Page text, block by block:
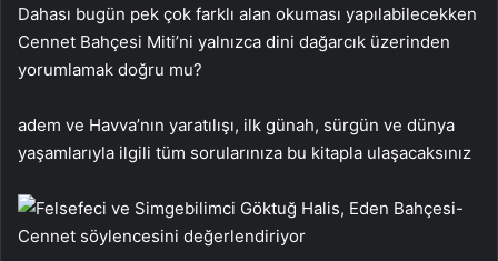
Dahası bugün pek çok farklı alan okuması yapılabilecekken
Cennet Bahçesi Miti’ni yalnızca dini dağarcık üzerinden
yorumlamak doğru mu?
adem ve Havva’nın yaratılışı, ilk günah, sürgün ve dünya
yaşamlarıyla ilgili tüm sorularınıza bu kitapla ulaşacaksınız